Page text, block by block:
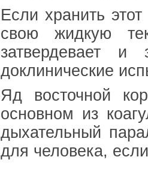
Если хранить
свою жидкую
затвердевает и
доклинические
Яд восточной
основном из
дыхательный
для человека,